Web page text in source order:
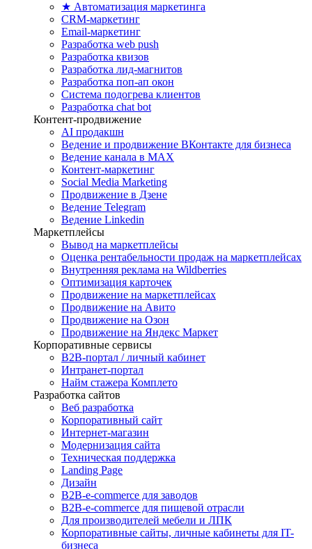
★ Автоматизация маркетинга
CRM-маркетинг
Email-маркетинг
Разработка web push
Разработка квизов
Разработка лид-магнитов
Разработка поп-ап окон
Система подогрева клиентов
Разработка chat bot
Контент-продвижение
AI продакшн
Ведение и продвижение ВКонтакте для бизнеса
Ведение канала в MAX
Контент-маркетинг
Social Media Marketing
Продвижение в Дзене
Ведение Telegram
Ведение Linkedin
Маркетплейсы
Вывод на маркетплейсы
Оценка рентабельности продаж на маркетплейсах
Внутренняя реклама на Wildberries
Оптимизация карточек
Продвижение на маркетплейсах
Продвижение на Авито
Продвижение на Озон
Продвижение на Яндекс Маркет
Корпоративные сервисы
B2B-портал / личный кабинет
Интранет-портал
Найм стажера Комплето
Разработка сайтов
Веб разработка
Корпоративный сайт
Интернет-магазин
Модернизация сайта
Техническая поддержка
Landing Page
Дизайн
B2B-e-commerce для заводов
B2B-e-commerce для пищевой отрасли
Для производителей мебели и ЛПК
Корпоративные сайты, личные кабинеты для IT-
бизнеса